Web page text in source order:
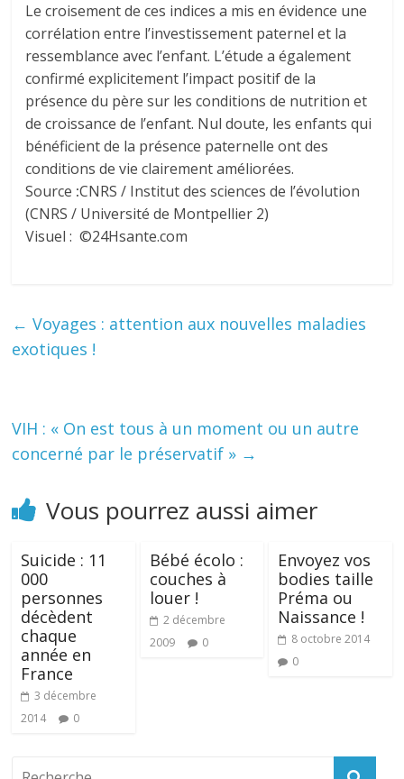
Le croisement de ces indices a mis en évidence une
corrélation entre l’investissement paternel et la
ressemblance avec l’enfant. L’étude a également
confirmé explicitement l’impact positif de la
présence du père sur les conditions de nutrition et
de croissance de l’enfant. Nul doute, les enfants qui
bénéficient de la présence paternelle ont des
conditions de vie clairement améliorées.
Source :CNRS / Institut des sciences de l’évolution
(CNRS / Université de Montpellier 2)
Visuel : ©24Hsante.com
← Voyages : attention aux nouvelles maladies
exotiques !
VIH : « On est tous à un moment ou un autre
concerné par le préservatif » →
Vous pourrez aussi aimer
Suicide : 11
000
personnes
décèdent
chaque
année en
France
3 décembre
2014
0
Bébé écolo :
couches à
louer !
2 décembre
2009
0
Envoyez vos
bodies taille
Préma ou
Naissance !
8 octobre 2014
0